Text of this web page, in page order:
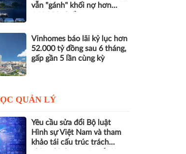
vẫn "gánh" khối nợ hơn
Vinhomes báo lãi kỷ lục hơn
52.000 tỷ đồng sau 6 tháng,
gấp gần 5 lần cùng kỳ
QUẢN LÝ
Yêu cầu sửa đổi Bộ luật
Hình sự Việt Nam và tham
khảo tái cấu trúc trách